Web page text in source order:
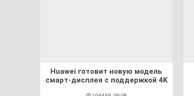
Huawei готовит новую модель
смарт-дисплея с поддержкой 4K